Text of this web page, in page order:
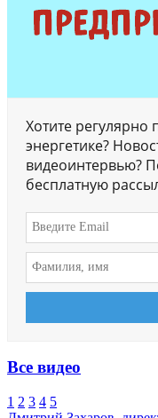
Хотите регулярно
энергетике?
видеоинтервью?
бесплатную
Все видео
1 2 3 4 5